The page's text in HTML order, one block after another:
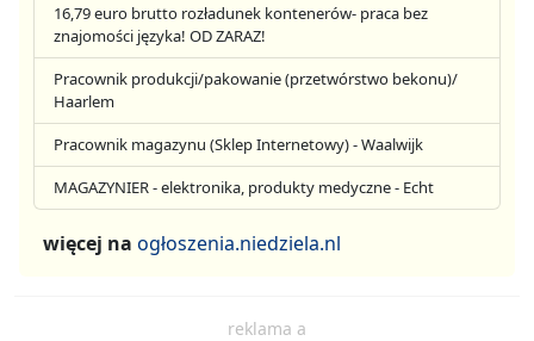
16,79 euro brutto rozładunek kontenerów- praca bez
znajomości języka! OD ZARAZ!
Pracownik produkcji/pakowanie (przetwórstwo bekonu)/
Haarlem
Pracownik magazynu (Sklep Internetowy) - Waalwijk
MAGAZYNIER - elektronika, produkty medyczne - Echt
więcej na ogłoszenia.niedziela.nl
reklama a